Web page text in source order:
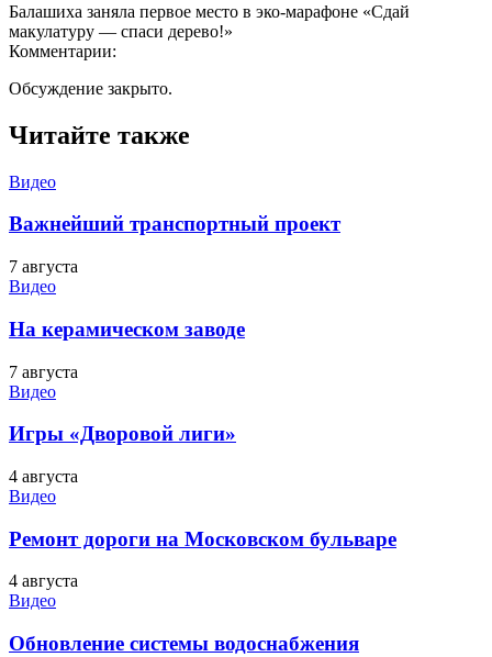
Балашиха заняла первое место в эко-марафоне «Сдай
макулатуру — спаси дерево!»
Комментарии:
Обсуждение закрыто.
Читайте также
Видео
Важнейший транспортный проект
7 августа
Видео
На керамическом заводе
7 августа
Видео
Игры «Дворовой лиги»
4 августа
Видео
Ремонт дороги на Московском бульваре
4 августа
Видео
Обновление системы водоснабжения